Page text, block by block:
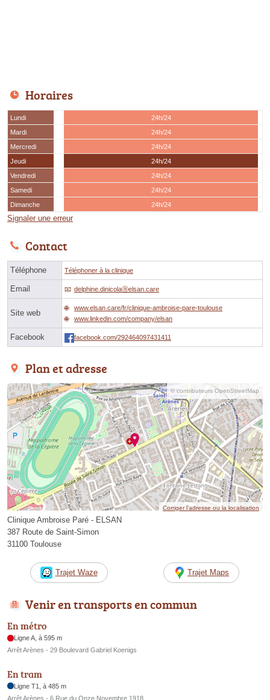
Horaires
Lundi
24h/24
Mardi
24h/24
Mercredi
24h/24
Jeudi
24h/24
Vendredi
24h/24
Samedi
24h/24
Dimanche
24h/24
Signaler une erreur
Contact
Téléphone Téléphoner à la clinique
Email delphine.dinicolaⓐelsan.care
Site web
www.elsan.care/fr/clinique-ambroise-pare-toulouse
www.linkedin.com/company/elsan
Facebook facebook.com/292464097431411
Plan et adresse
© contributeurs OpenStreetMap
Corriger l’adresse ou la localisation
Clinique Ambroise Paré - ELSAN
387 Route de Saint-Simon
31100 Toulouse
Trajet Waze Trajet Maps
Venir en transports en commun
En métro
Ligne A, à 595 m
Arrêt Arènes - 29 Boulevard Gabriel Koenigs
En tram
Ligne T1, à 485 m
Arrêt Arènes - 6 Rue du Onze Novembre 1918